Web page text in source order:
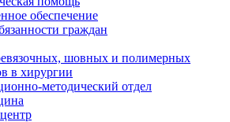
обеспечение
граждан
шовных и полимерных
в хирургии
методический отдел